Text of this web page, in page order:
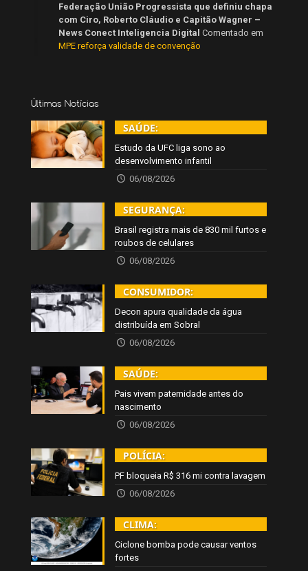
Federação União Progressista que definiu chapa
com Ciro, Roberto Cláudio e Capitão Wagner –
News Conect Inteligencia Digital Comentado em
MPE reforça validade de convenção
Últimas Notícias
SAÚDE:
Estudo da UFC liga sono ao
desenvolvimento infantil
06/08/2026
SEGURANÇA:
Brasil registra mais de 830 mil furtos e
roubos de celulares
06/08/2026
CONSUMIDOR:
Decon apura qualidade da água
distribuída em Sobral
06/08/2026
SAÚDE:
Pais vivem paternidade antes do
nascimento
06/08/2026
POLÍCIA:
PF bloqueia R$ 316 mi contra lavagem
06/08/2026
CLIMA:
Ciclone bomba pode causar ventos
fortes